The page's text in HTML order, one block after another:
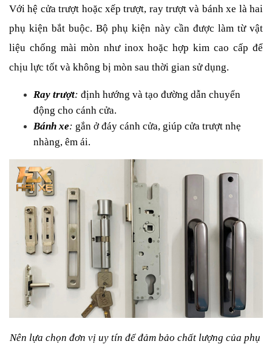
Với hệ cửa trượt hoặc xếp trượt, ray trượt và bánh xe là hai
phụ kiện bắt buộc. Bộ phụ kiện này cần được làm từ vật
liệu chống mài mòn như inox hoặc hợp kim cao cấp để
chịu lực tốt và không bị mòn sau thời gian sử dụng.
Ray trượt: định hướng và tạo đường dẫn chuyển
động cho cánh cửa.
Bánh xe: gắn ở đáy cánh cửa, giúp cửa trượt nhẹ
nhàng, êm ái.
Nên lựa chọn đơn vị uy tín để đảm bảo chất lượng của phụ